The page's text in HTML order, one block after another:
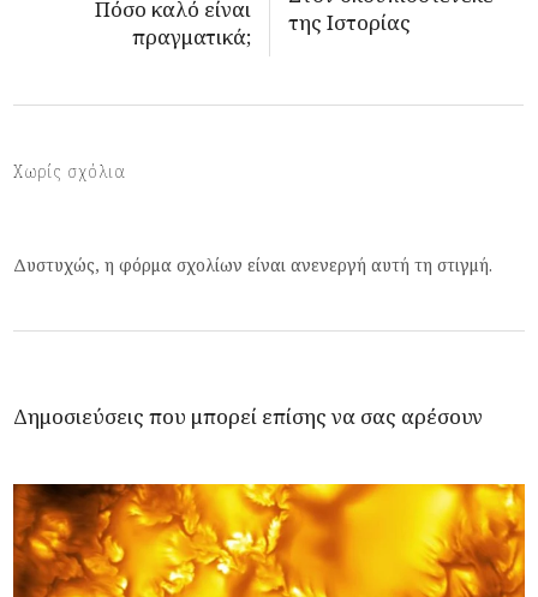
Πόσο καλό είναι
πραγματικά;
της Ιστορίας
Χωρίς σχόλια
Δυστυχώς, η φόρμα σχολίων είναι ανενεργή αυτή τη στιγμή.
Δημοσιεύσεις που μπορεί επίσης να σας αρέσουν